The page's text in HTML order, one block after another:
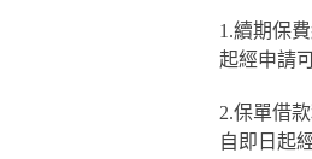
1.續期保
起經申請
2.保單借
自即日起